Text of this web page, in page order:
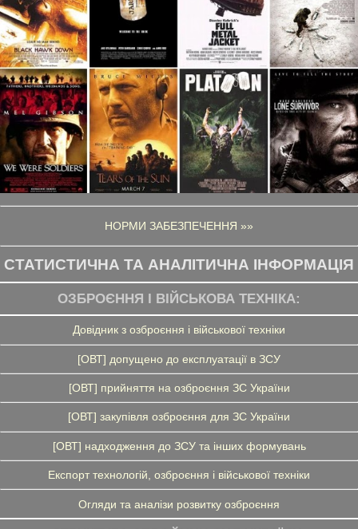
НОРМИ ЗАБЕЗПЕЧЕННЯ »»
СТАТИСТИЧНА ТА АНАЛІТИЧНА ІНФОРМАЦІЯ
ОЗБРОЄННЯ І ВІЙСЬКОВА ТЕХНІКА:
Довідник з озброєння і військової техніки
[ОВТ] допущено до експлуатації в ЗСУ
[ОВТ] прийняття на озброєння ЗС України
[ОВТ] закупівля озброєння для ЗС України
[ОВТ] надходження до ЗСУ та інших формувань
Експорт технологій, озброєння і військової техніки
Огляди та аналізи розвитку озброєння